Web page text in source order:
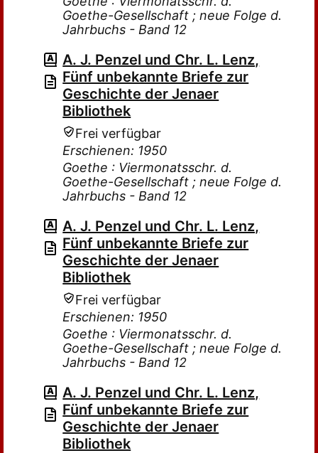
Goethe-Gesellschaft ; neue Folge d.
Jahrbuchs - Band 12
A. J. Penzel und Chr. L. Lenz,
Fünf unbekannte Briefe zur
Geschichte der Jenaer
Bibliothek
Frei verfügbar
Erschienen: 1950
Goethe : Viermonatsschr. d.
Goethe-Gesellschaft ; neue Folge d.
Jahrbuchs - Band 12
A. J. Penzel und Chr. L. Lenz,
Fünf unbekannte Briefe zur
Geschichte der Jenaer
Bibliothek
Frei verfügbar
Erschienen: 1950
Goethe : Viermonatsschr. d.
Goethe-Gesellschaft ; neue Folge d.
Jahrbuchs - Band 12
A. J. Penzel und Chr. L. Lenz,
Fünf unbekannte Briefe zur
Geschichte der Jenaer
Bibliothek